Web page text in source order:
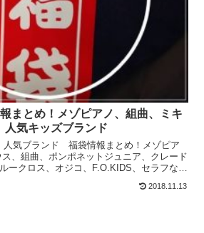
まとめ！メゾピアノ、組曲、ミキ
気キッズブランド
気ブランド 福袋情報まとめ！メゾピア
、組曲、ポンポネットジュニア、クレード
ークロス、オジコ、F.O.KIDS、セラフなど
2018.11.13